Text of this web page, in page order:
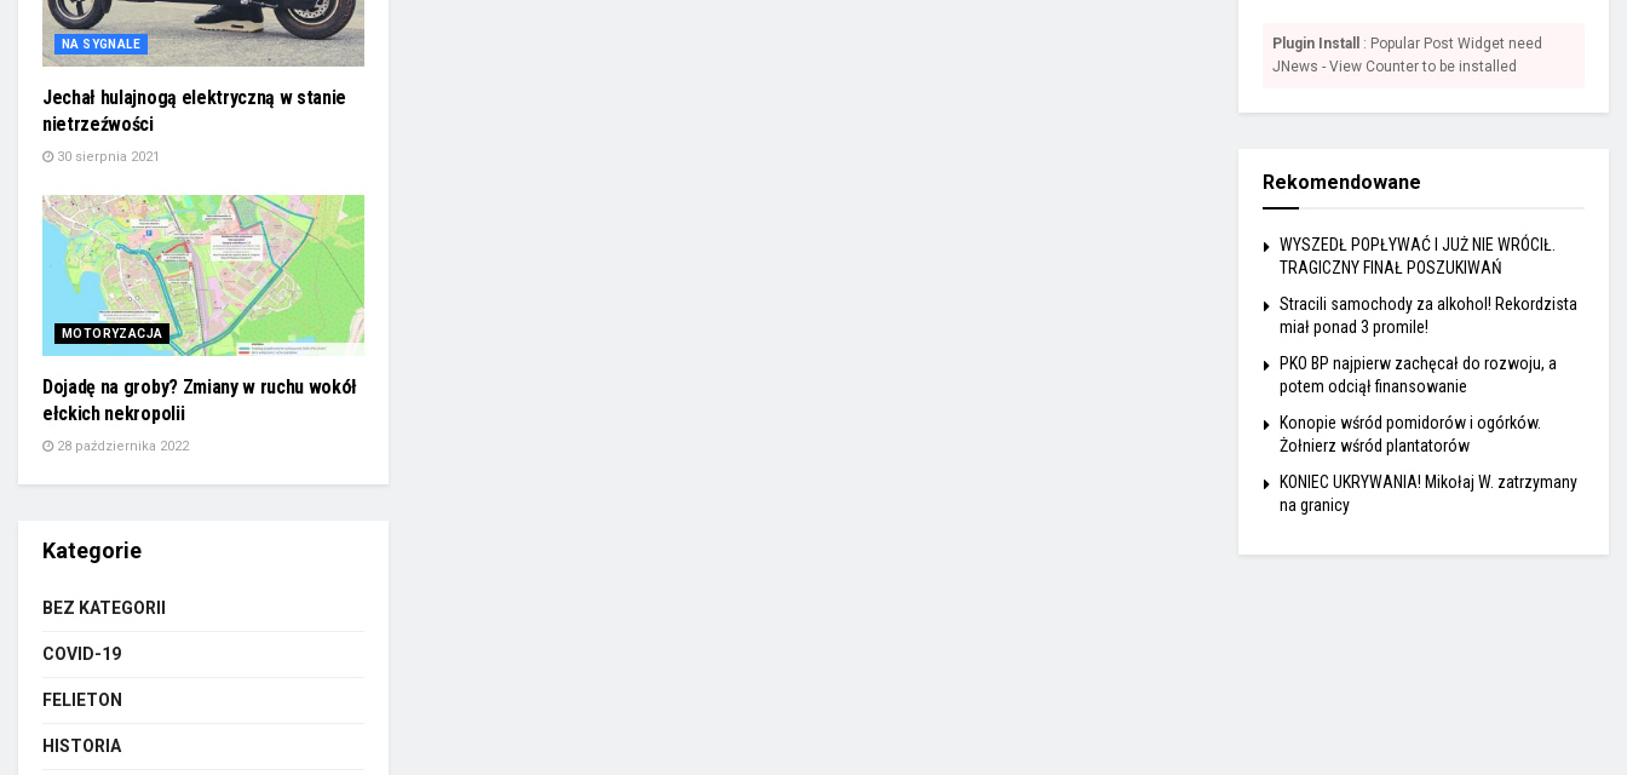
NA SYGNALE
Jechał hulajnogą elektryczną w stanie
nietrzeźwości
30 sierpnia 2021
MOTORYZACJA
Dojadę na groby? Zmiany w ruchu wokół
ełckich nekropolii
28 października 2022
Kategorie
BEZ KATEGORII
COVID-19
FELIETON
HISTORIA
Plugin Install
: Popular Post Widget need
JNews - View Counter to be installed
Rekomendowane
WYSZEDŁ POPŁYWAĆ I JUŻ NIE WRÓCIŁ.
TRAGICZNY FINAŁ POSZUKIWAŃ
Stracili samochody za alkohol! Rekordzista
miał ponad 3 promile!
PKO BP najpierw zachęcał do rozwoju, a
potem odciął finansowanie
Konopie wśród pomidorów i ogórków.
Żołnierz wśród plantatorów
KONIEC UKRYWANIA! Mikołaj W. zatrzymany
na granicy